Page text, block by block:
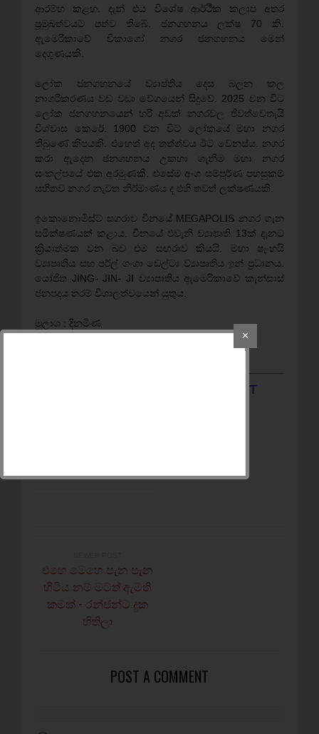
ආරම්භ කළහ. දැන් එය විශේෂ ආර්ථික කලාප අතර
ප්‍රමුඛත්වයට පත්ව තිබේ. ජනගහනය ලක්ෂ 70 කි.
ඇමෙරිකාවේ චිකාගෝ නගර ජනගහනය මෙන්
දෙගුණයකි.
ලෝක ජනගහනයේ ව්‍යාප්තිය දෙස බලන කල
නාගරිකරණය වඩ වඩා වේගයෙන් සිදුවේ. 2025 වන විට
ලෝක ජනගහනයෙන් හරි අඩක් නගරවල ජීවත්වෙතැයි
විශ්වාස කෙරේ. 1900 වන විට ලෝකයේ මහා නගර
තිබුණේ කීපයකි. එහෙත් අද තත්ත්වය ඊට වෙනස්ය. නගර
කරා ඇදෙන ජනගහනය උකහා ගැනීම මහා නගර
සංකල්පයේ එක අරමුණකි. එසේම අංග සම්පූර්ණ පහසුකම්
සහිතව නගර නැවත නිර්මාණය ද එහි තවත් ලක්ෂණයකි.
ඉකොනොමිස්ට් සගරාව චීනයේ MEGAPOLIS නගර ගැන
සමික්ෂණයක් කළාය. චීනයේ එවැනි ව්‍යාපෘති 13ක් දැනට
ක්‍රිය‍ාත්මක වන බව එම සඟරාව කියයි. මහා ෂැංහයි
ව්‍යාපෘතිය සහ පර්ල් ගංගා ඩෙල්ටා ව්‍යාපෘතිය ඉන් ප්‍රධානය.
යෝජිත JING- JIN- JI ව්‍යාපෘතිය ඇමෙරිකාවේ කැන්සාස්
ජනපදය තරම් විශාලත්වයෙන් යුතුය.
මුලාශ : දිනමිණ
මෙම පුවතට අදාලව පහතින් COMMENT
SHAREකරන්න
එහෙ මෙහෙ පැන පැන
හිටිය නම් මටත් ඇමති
කමක් - රන්ජන්ට දුක
හිතිලා
POST A COMMENT
✕